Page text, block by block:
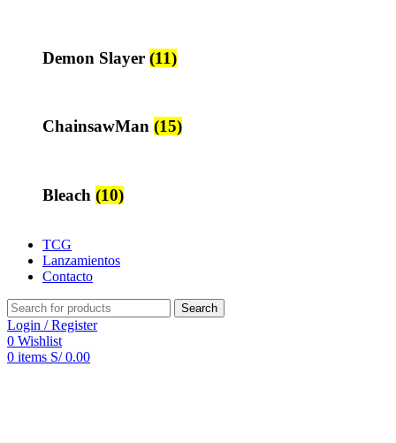
Demon Slayer (11)
ChainsawMan (15)
Bleach (10)
TCG
Lanzamientos
Contacto
Search
Login / Register
0 Wishlist
0 items S/0.00